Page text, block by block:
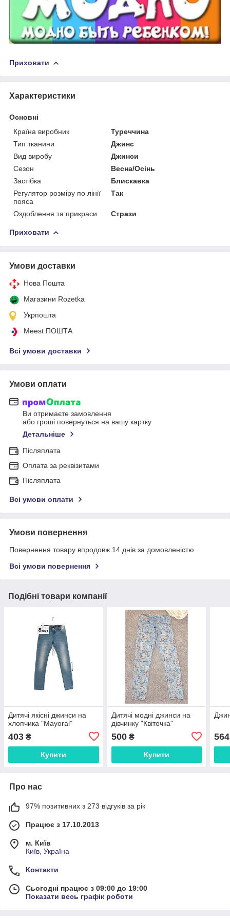
Приховати
Характеристики
Основні
Країна виробник
Туреччина
Тип тканини
Джинс
Вид виробу
Джинси
Сезон
Весна/Осінь
Застібка
Блискавка
Регулятор розміру по лінії
пояса
Так
Оздоблення та прикраси Стрази
Приховати
Умови доставки
Нова Пошта
Магазини Rozetka
Укрпошта
Meest ПОШТА
Всі умови доставки
Умови оплати
Ви отримаєте замовлення
або гроші повернуться на вашу картку
Детальніше
Післяплата
Оплата за реквізитами
Післяплата
Всі умови оплати
Умови повернення
Повернення товару впродовж 14 днів за домовленістю
Всі умови повернення
Подібні товари компанії
Дитячі якісні джинси на
хлопчика "Mayoral"
403 ₴
Купити
Дитячі модні джинси на
дівчинку "Квіточка"
500₴
Купити
564
Про нас
97% позитивних з 273 відгуків за рік
Працює з 17.10.2013
м. Київ
Київ, Україна
Контакти
Сьогодні працює з 09:00 до 19:00
Показати весь графік роботи